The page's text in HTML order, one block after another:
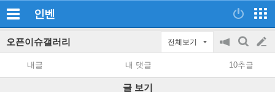
인벤
오픈이슈갤러리 전체보기
공
지
on/off
검
색
글
쓰
내글 내 댓글 10추글
글 보기